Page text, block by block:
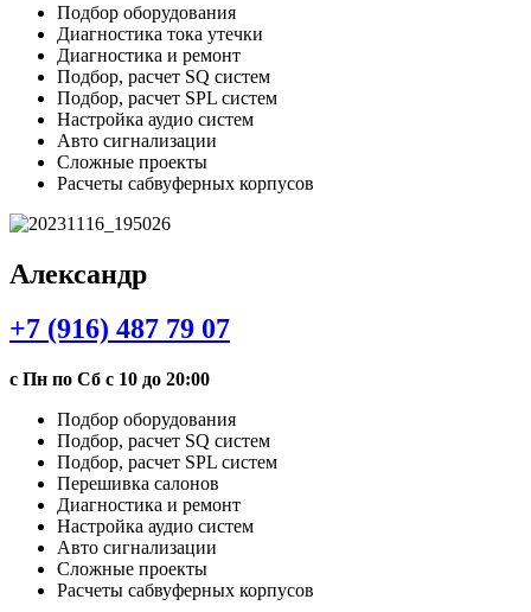
Подбор оборудования
Диагностика тока утечки
Диагностика и ремонт
Подбор, расчет SQ систем
Подбор, расчет SPL систем
Настройка аудио систем
Авто сигнализации
Сложные проекты
Расчеты сабвуферных корпусов
Александр
+7 (916) 487 79 07
с Пн по Сб с 10 до 20:00
Подбор оборудования
Подбор, расчет SQ систем
Подбор, расчет SPL систем
Перешивка салонов
Диагностика и ремонт
Настройка аудио систем
Авто сигнализации
Сложные проекты
Расчеты сабвуферных корпусов